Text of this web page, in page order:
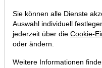
Sie können alle Dienste
Auswahl individuell
jederzeit über die Cookie-
oder ändern.
Weitere Informationen